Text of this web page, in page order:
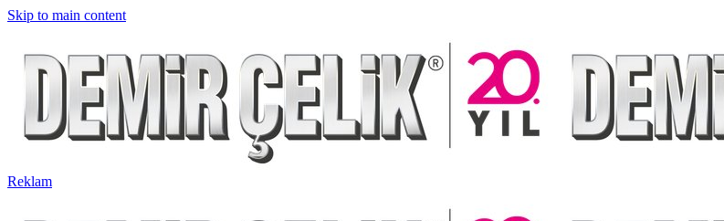
Skip to main content
Reklam